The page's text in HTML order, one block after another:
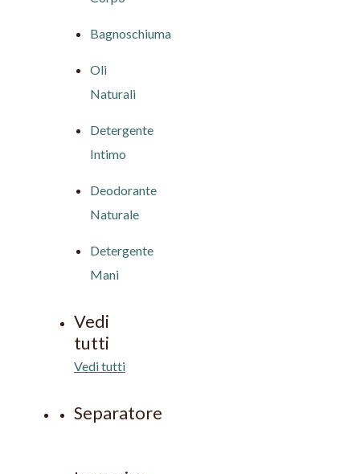
Bagnoschiuma
Oli
Naturali
Detergente
Intimo
Deodorante
Naturale
Detergente
Mani
Vedi
tutti
Vedi tutti
Separatore